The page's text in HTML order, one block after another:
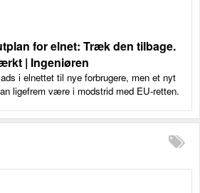
for elnet: Træk den tilbage.
| Ingeniøren
i elnettet til nye forbrugere, men et nyt
ligefrem være i modstrid med EU-retten.